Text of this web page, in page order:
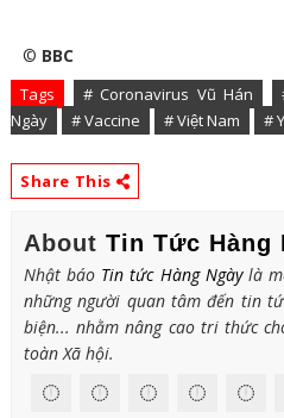
© BBC
Tags # Coronavirus Vũ Hán
Ngày
# Vaccine # Việt Nam #
Share This
About Tin Tức Hàng
Nhật báo Tin tức Hàng Ngàylà
những người quan tâm đến tin
biện... nhằm nâng cao tri thức
toàn Xã hội.